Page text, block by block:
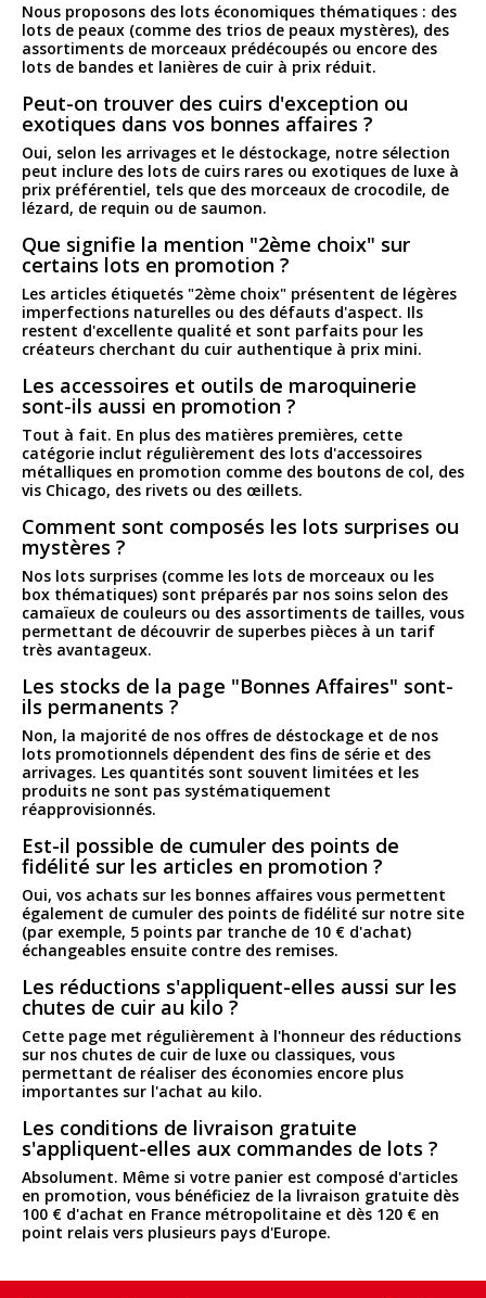
Nous proposons des lots économiques thématiques : des
lots de peaux (comme des trios de peaux mystères), des
assortiments de morceaux prédécoupés ou encore des
lots de bandes et lanières de cuir à prix réduit.
Peut-on trouver des cuirs d'exception ou
exotiques dans vos bonnes affaires ?
Oui, selon les arrivages et le déstockage, notre sélection
peut inclure des lots de cuirs rares ou exotiques de luxe à
prix préférentiel, tels que des morceaux de crocodile, de
lézard, de requin ou de saumon.
Que signifie la mention "2ème choix" sur
certains lots en promotion ?
Les articles étiquetés "2ème choix" présentent de légères
imperfections naturelles ou des défauts d'aspect. Ils
restent d'excellente qualité et sont parfaits pour les
créateurs cherchant du cuir authentique à prix mini.
Les accessoires et outils de maroquinerie
sont-ils aussi en promotion ?
Tout à fait. En plus des matières premières, cette
catégorie inclut régulièrement des lots d'accessoires
métalliques en promotion comme des boutons de col, des
vis Chicago, des rivets ou des œillets.
Comment sont composés les lots surprises ou
mystères ?
Nos lots surprises (comme les lots de morceaux ou les
box thématiques) sont préparés par nos soins selon des
camaïeux de couleurs ou des assortiments de tailles, vous
permettant de découvrir de superbes pièces à un tarif
très avantageux.
Les stocks de la page "Bonnes Affaires" sont-
ils permanents ?
Non, la majorité de nos offres de déstockage et de nos
lots promotionnels dépendent des fins de série et des
arrivages. Les quantités sont souvent limitées et les
produits ne sont pas systématiquement
réapprovisionnés.
Est-il possible de cumuler des points de
fidélité sur les articles en promotion ?
Oui, vos achats sur les bonnes affaires vous permettent
également de cumuler des points de fidélité sur notre site
(par exemple, 5 points par tranche de 10 € d'achat)
échangeables ensuite contre des remises.
Les réductions s'appliquent-elles aussi sur les
chutes de cuir au kilo ?
Cette page met régulièrement à l'honneur des réductions
sur nos chutes de cuir de luxe ou classiques, vous
permettant de réaliser des économies encore plus
importantes sur l'achat au kilo.
Les conditions de livraison gratuite
s'appliquent-elles aux commandes de lots ?
Absolument. Même si votre panier est composé d'articles
en promotion, vous bénéficiez de la livraison gratuite dès
100 € d'achat en France métropolitaine et dès 120 € en
point relais vers plusieurs pays d'Europe.